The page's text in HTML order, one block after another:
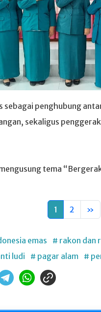
sebagai penghubung
sekaligus
tema
1 2 »
emas # rakon dan
ludi
# pagar alam #